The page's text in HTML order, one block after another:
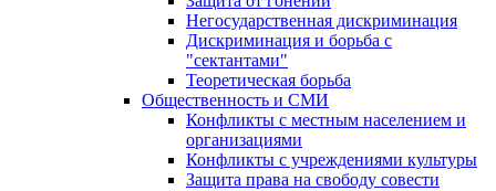
Негосударственная дискриминация
Дискриминация и борьба с
"сектантами"
Теоретическая борьба
Общественность и СМИ
Конфликты с местным населением и
организациями
Конфликты с учреждениями культуры
Защита права на свободу совести